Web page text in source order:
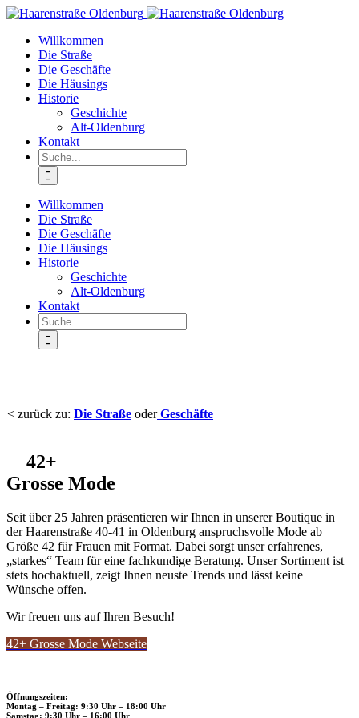
Willkommen
Die Straße
Die Geschäfte
Die Häusings
Historie
Geschichte
Alt-Oldenburg
Kontakt
Willkommen
Die Straße
Die Geschäfte
Die Häusings
Historie
Geschichte
Alt-Oldenburg
Kontakt
< zurück zu: Die Straße oderGeschäfte
42+
Grosse Mode
Seit über 25 Jahren präsentieren wir Ihnen in unserer Boutique in
der Haarenstraße 40-41 in Oldenburg anspruchsvolle Mode ab
Größe 42 für Frauen mit Format. Dabei sorgt unser erfahrenes,
„starkes“ Team für eine fachkundige Beratung. Unser Sortiment ist
stets hochaktuell, zeigt Ihnen neuste Trends und lässt keine
Wünsche offen.
Wir freuen uns auf Ihren Besuch!
42+ Grosse Mode Webseite
Öffnungszeiten:
Montag – Freitag: 9:30 Uhr – 18:00 Uhr
Samstag: 9:30 Uhr – 16:00 Uhr